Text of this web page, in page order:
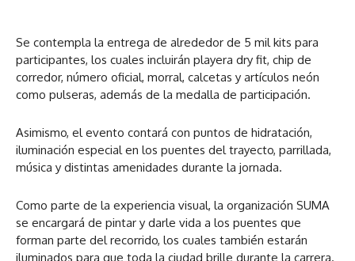
Se contempla la entrega de alrededor de 5 mil kits para
participantes, los cuales incluirán playera dry fit, chip de
corredor, número oficial, morral, calcetas y artículos neón
como pulseras, además de la medalla de participación.
Asimismo, el evento contará con puntos de hidratación,
iluminación especial en los puentes del trayecto, parrillada,
música y distintas amenidades durante la jornada.
Como parte de la experiencia visual, la organización SUMA
se encargará de pintar y darle vida a los puentes que
forman parte del recorrido, los cuales también estarán
iluminados para que toda la ciudad brille durante la carrera.